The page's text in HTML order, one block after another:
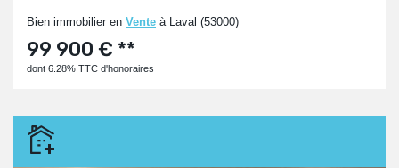
Bien immobilier en Vente à Laval (53000)
99 900 € **
dont 6.28% TTC d'honoraires